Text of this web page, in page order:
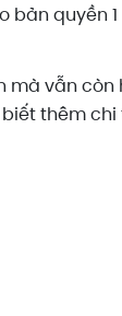
bản quyền
vẫn
thêm